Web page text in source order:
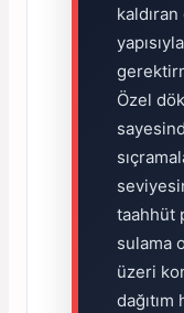
Özel
taahhüt
sulama
üzeri